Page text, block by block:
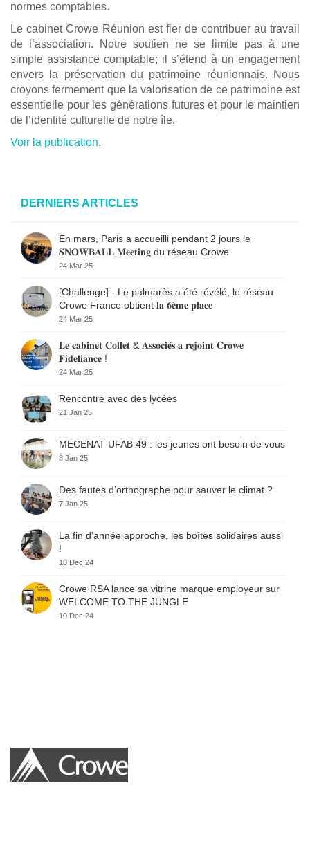
normes comptables.
Le cabinet Crowe Réunion est fier de contribuer au travail
de l’association. Notre soutien ne se limite pas à une
simple assistance comptable; il s’étend à un engagement
envers la préservation du patrimoine réunionnais. Nous
croyons fermement que la valorisation de ce patrimoine est
essentielle pour les générations futures et pour le maintien
de l’identité culturelle de notre île.
Voir la publication.
DERNIERS ARTICLES
En mars, Paris a accueilli pendant 2 jours le
𝐒𝐍𝐎𝐖𝐁𝐀𝐋𝐋 𝐌𝐞𝐞𝐭𝐢𝐧𝐠 du réseau Crowe
24 Mar 25
[Challenge] - Le palmarès a été révélé, le réseau
Crowe France obtient 𝐥𝐚 𝟔𝐞̀𝐦𝐞 𝐩𝐥𝐚𝐜𝐞
24 Mar 25
𝐋𝐞 𝐜𝐚𝐛𝐢𝐧𝐞𝐭 𝐂𝐨𝐥𝐥𝐞𝐭 & 𝐀𝐬𝐬𝐨𝐜𝐢𝐞́𝐬 𝐚 𝐫𝐞𝐣𝐨𝐢𝐧𝐭 𝐂𝐫𝐨𝐰𝐞
𝐅𝐢𝐝𝐞𝐥𝐢𝐚𝐧𝐜𝐞 !
24 Mar 25
Rencontre avec des lycées
21 Jan 25
MECENAT UFAB 49 : les jeunes ont besoin de vous
8 Jan 25
Des fautes d’orthographe pour sauver le climat ?
7 Jan 25
La fin d'année approche, les boîtes solidaires aussi
!
10 Dec 24
Crowe RSA lance sa vitrine marque employeur sur
WELCOME TO THE JUNGLE
10 Dec 24
3 Dec 24
𝗨𝗻𝗲 𝗲𝘅𝗽𝗲́𝗿𝗶𝗲𝗻𝗰𝗲 « 𝗸𝗶𝗳𝗳𝗮𝗻𝘁𝗲 » 𝗿𝗲́𝗰𝗼𝗺𝗽𝗲𝗻𝘀𝗲́𝗲